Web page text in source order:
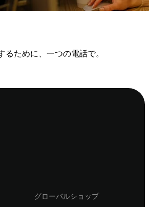
ために、一つの電話で。
グローバルショップ